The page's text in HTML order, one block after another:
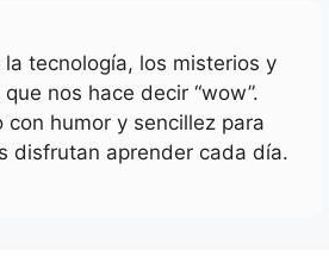
la tecnología, los misterios y
nos hace decir “wow”.
con humor y sencillez para
disfrutan aprender cada día.